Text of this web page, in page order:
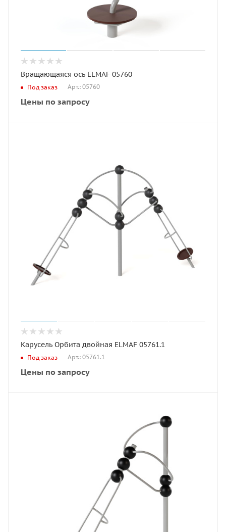
Вращающаяся ось ELMAF 05760
Под заказ Арт.: 05760
Цены по запросу
Карусель Орбита двойная ELMAF 05761.1
Под заказ Арт.: 05761.1
Цены по запросу